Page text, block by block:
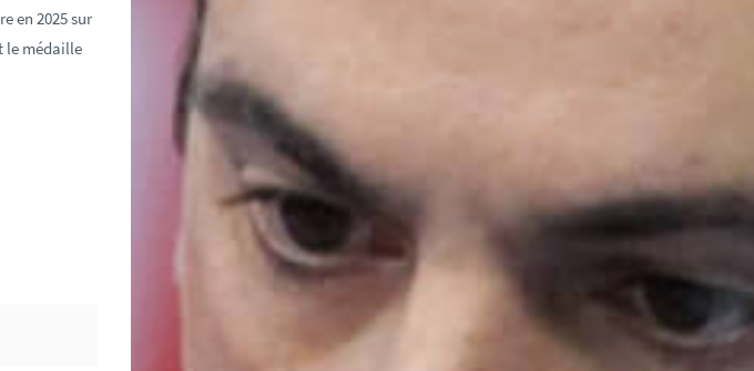
en 2025 sur
le médaille